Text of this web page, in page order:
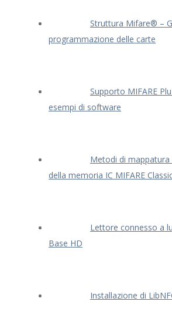
Struttura Mifare® –
programmazione delle carte
Supporto MIFARE
esempi di software
Metodi di mappatura
della memoria IC MIFARE
Lettore connesso a
Base HD
Installazione di